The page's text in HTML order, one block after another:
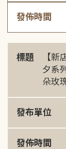
發佈時間
標題
【
夕系
朵玫
發布單位
發佈時間